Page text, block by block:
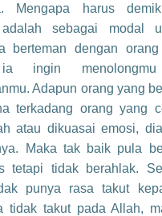
Mengapa harus
adalah sebagai modal
berteman dengan
ia ingin
Adapun orang yang
terkadang orang yang
atau dikuasai emosi,
Maka tak baik pula
tetapi tidak berahlak.
punya rasa takut
tidak takut pada Allah,